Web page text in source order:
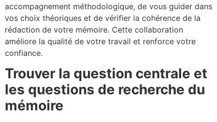
accompagnement méthodologique, de vous guider dans
vos choix théoriques et de vérifier la cohérence de la
rédaction de votre mémoire. Cette collaboration
améliore la qualité de votre travail et renforce votre
confiance.
Trouver la question centrale et
les questions de recherche du
mémoire